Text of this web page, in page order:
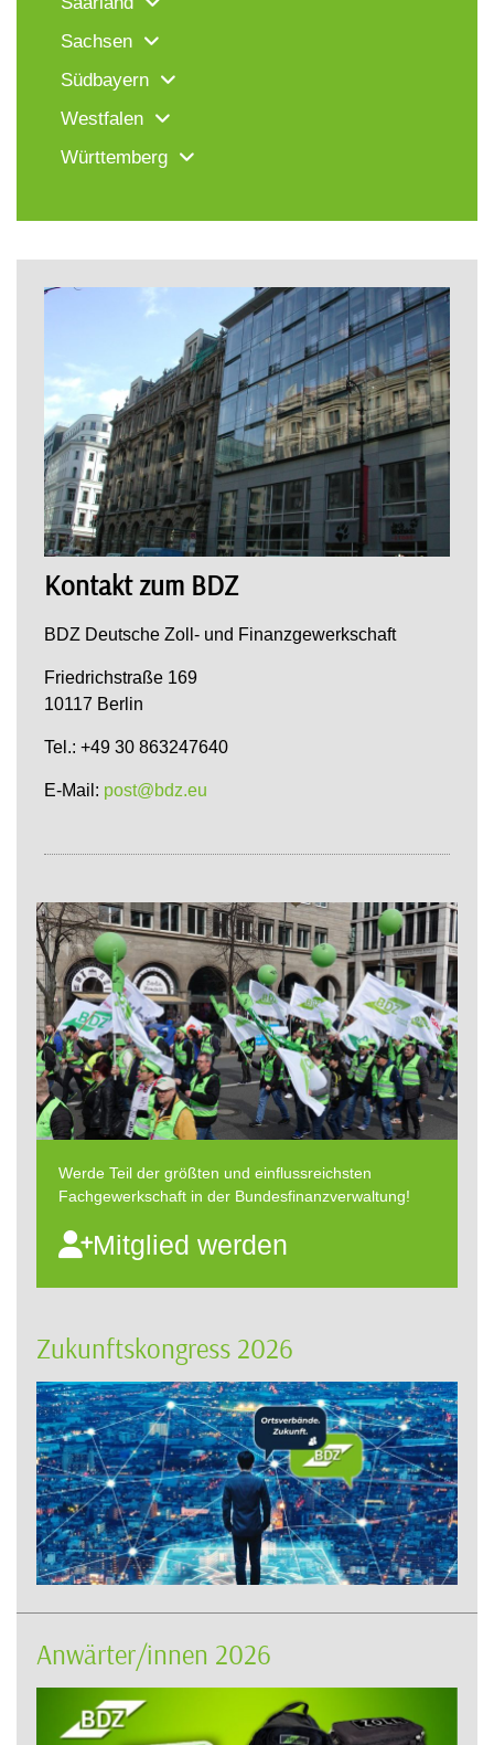
Sachsen
Südbayern
Westfalen
Württemberg
Kontakt zum BDZ
BDZ Deutsche Zoll- und Finanzgewerkschaft
Friedrichstraße 169
10117 Berlin
Tel.: +49 30 863247640
E-Mail: post@bdz.eu
Werde Teil der größten und einflussreichsten
Fachgewerkschaft in der Bundesfinanzverwaltung!
Mitglied werden
Zukunftskongress 2026
Anwärter/innen 2026